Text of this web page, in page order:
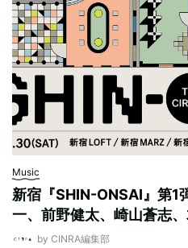
Music
新宿『SHIN-ONSAI』第1
一、前野健太、崎山蒼志
by CINRA編集部